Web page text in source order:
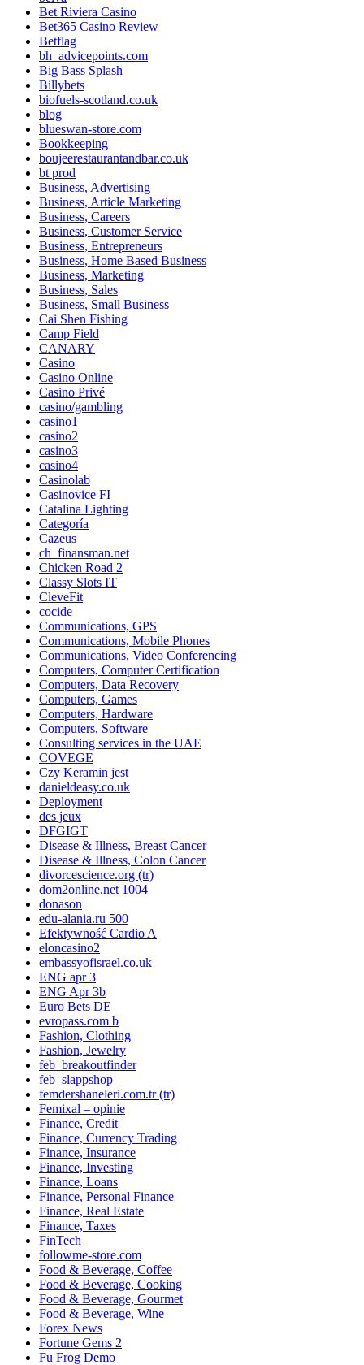
Bet Riviera Casino
Bet365 Casino Review
Betflag
bh_advicepoints.com
Big Bass Splash
Billybets
biofuels-scotland.co.uk
blog
blueswan-store.com
Bookkeeping
boujeerestaurantandbar.co.uk
bt prod
Business, Advertising
Business, Article Marketing
Business, Careers
Business, Customer Service
Business, Entrepreneurs
Business, Home Based Business
Business, Marketing
Business, Sales
Business, Small Business
Cai Shen Fishing
Camp Field
CANARY
Casino
Casino Online
Casino Privé
casino/gambling
casino1
casino2
casino3
casino4
Casinolab
Casinovice FI
Catalina Lighting
Categoría
Cazeus
ch_finansman.net
Chicken Road 2
Classy Slots IT
CleveFit
cocide
Communications, GPS
Communications, Mobile Phones
Communications, Video Conferencing
Computers, Computer Certification
Computers, Data Recovery
Computers, Games
Computers, Hardware
Computers, Software
Consulting services in the UAE
COVEGE
Czy Keramin jest
danieldeasy.co.uk
Deployment
des jeux
DFGIGT
Disease & Illness, Breast Cancer
Disease & Illness, Colon Cancer
divorcescience.org (tr)
dom2online.net 1004
donason
edu-alania.ru 500
Efektywność Cardio A
eloncasino2
embassyofisrael.co.uk
ENG apr 3
ENG Apr 3b
Euro Bets DE
evropass.com b
Fashion, Clothing
Fashion, Jewelry
feb_breakoutfinder
feb_slappshop
femdershaneleri.com.tr (tr)
Femixal – opinie
Finance, Credit
Finance, Currency Trading
Finance, Insurance
Finance, Investing
Finance, Loans
Finance, Personal Finance
Finance, Real Estate
Finance, Taxes
FinTech
followme-store.com
Food & Beverage, Coffee
Food & Beverage, Cooking
Food & Beverage, Gourmet
Food & Beverage, Wine
Forex News
Fortune Gems 2
Fu Frog Demo